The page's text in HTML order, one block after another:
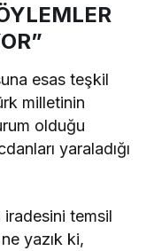
esas teşkil
milletinin
olduğu
yaraladığı
temsil
yazık ki,